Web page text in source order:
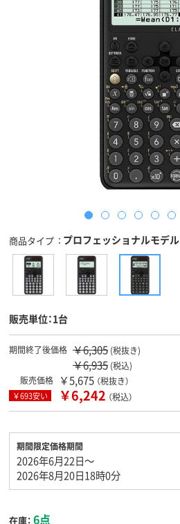
商品タイプ プロフェッショナルモデル
販売単位：1台
期間終了後価格 ￥6,305 (税抜き)
￥6,935 (税込)
販売価格
￥5,675 （税抜き）
￥693安い ￥6,242 （税込）
期間限定価格期間
2026年6月22日～
2026年8月20日18時0分
在庫： 6点